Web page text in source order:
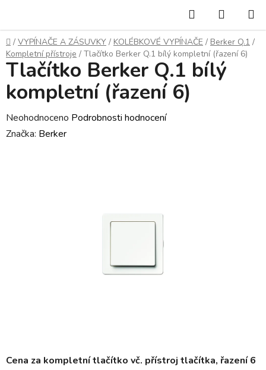
obsah
Hledat
KOŠÍK
Domů
/ VYPÍNAČE A ZÁSUVKY / KOLÉBKOVÉ VYPÍNAČE / Berker Q.1 /
Kompletní přístroje / Tlačítko Berker Q.1 bílý kompletní (řazení 6)
Cena za kompletní tlačítko vč. přístroj tlačítka, řazení 6
Tlačítko Berker Q.1 bílý
kompletní (řazení 6)
Průměrné
hodnocení
Neohodnoceno Podrobnosti hodnocení
Značka: Berker